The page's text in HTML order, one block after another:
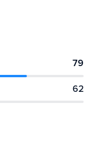
79
62